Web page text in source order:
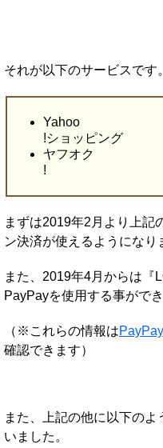
それが以下のサービスです。
Yahoo
!ショッピング
ヤフオク
!
まずは2019年2月より上記
ン決済が使えるようになり
また、2019年4月からは『
PayPayを使用する事がで
（※これらの情報は
確認できます）
また、上記の他に以下の
いました。